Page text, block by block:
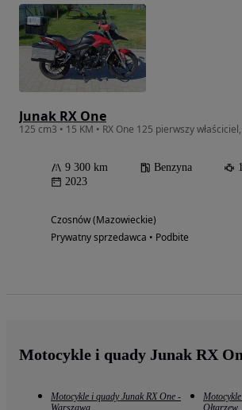
Junak RX One
125 cm3 • 15 KM • RX One 125 pierwszy
9 300 km Benzyna
2023
Czosnów (Mazowieckie)
Prywatny sprzedawca • Podbite
Motocykle i quady Junak RX
Motocykle i quady Junak RX One -
Warszawa
Ołtarzew